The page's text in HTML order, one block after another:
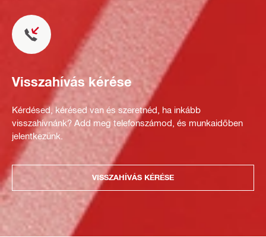
Visszahívás kérése
Kérdésed, kérésed van és szeretnéd, ha inkább
visszahívnánk? Add meg telefonszámod, és munkaidőben
jelentkezünk.
VISSZAHÍVÁS KÉRÉSE